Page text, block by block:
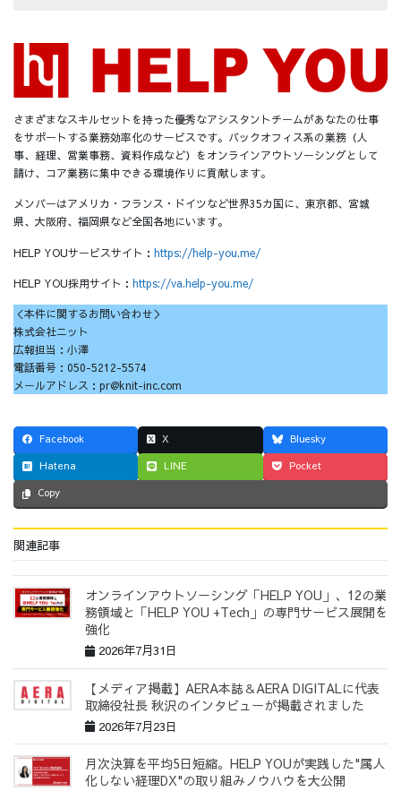
さまざまなスキルセットを持った優秀なアシスタントチームがあなたの仕事
をサポートする業務効率化のサービスです。バックオフィス系の業務（人
事、経理、営業事務、資料作成など）をオンラインアウトソーシングとして
請け、コア業務に集中できる環境作りに貢献します。
メンバーはアメリカ・フランス・ドイツなど世界35カ国に、東京都、宮城
県、大阪府、福岡県など全国各地にいます。
HELP YOUサービスサイト： https://help-you.me/
HELP YOU採用サイト： https://va.help-you.me/
＜本件に関するお問い合わせ＞
株式会社ニット
広報担当：小澤
電話番号：050-5212-5574
メールアドレス：pr@knit-inc.com
Facebook X
Bluesky
Hatena
LINE Pocket
Copy
関連記事
オンラインアウトソーシング「HELP YOU」、12の業
務領域と「HELP YOU +Tech」の専門サービス展開を
強化
2026年7月31日
【メディア掲載】AERA本誌＆AERA DIGITALに代表
取締役社長 秋沢のインタビューが掲載されました
2026年7月23日
月次決算を平均5日短縮。HELP YOUが実践した"属人
化しない経理DX"の取り組みノウハウを大公開